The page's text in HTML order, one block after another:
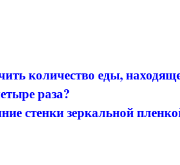
количество еды,
раза?
стенки зеркальной